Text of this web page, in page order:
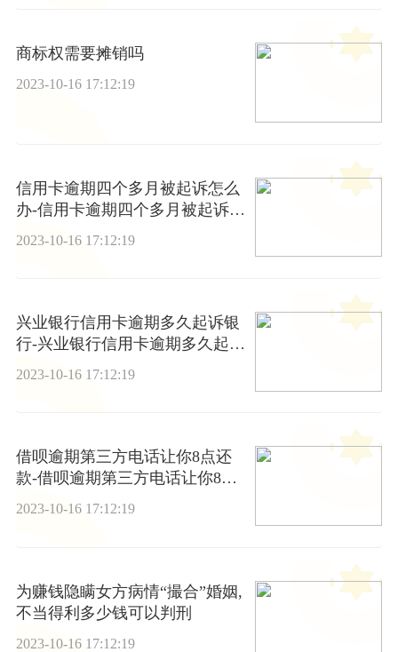
商标权需要摊销吗
2023-10-16 17:12:19
信用卡逾期四个多月被起诉怎么
办-信用卡逾期四个多月被起诉怎
2023-10-16 17:12:19
兴业银行信用卡逾期多久起诉银
行-兴业银行信用卡逾期多久起诉
2023-10-16 17:12:19
借呗逾期第三方电话让你8点还
款-借呗逾期第三方电话让你8点
还款是真的吗
2023-10-16 17:12:19
为赚钱隐瞒女方病情“撮合”婚姻,
不当得利多少钱可以判刑
2023-10-16 17:12:19